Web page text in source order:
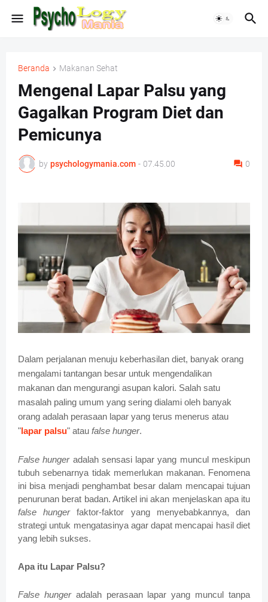
Beranda Makanan Sehat
Mengenal Lapar Palsu yang
Gagalkan Program Diet dan
Pemicunya
by psychologymania.com - 07.45.00 0
Dalam perjalanan menuju keberhasilan diet, banyak orang
mengalami tantangan besar untuk mengendalikan
makanan dan mengurangi asupan kalori. Salah satu
masalah paling umum yang sering dialami oleh banyak
orang adalah perasaan lapar yang terus menerus atau
"lapar palsu" atau false hunger.
False hungeradalah sensasi lapar yang muncul meskipun
tubuh sebenarnya tidak memerlukan makanan. Fenomena
ini bisa menjadi penghambat besar dalam mencapai tujuan
penurunan berat badan. Artikel ini akan menjelaskan apa itu
false hungerfaktor-faktor yang menyebabkannya, dan
strategi untuk mengatasinya agar dapat mencapai hasil diet
yang lebih sukses.
Apa itu Lapar Palsu?
False hungeradalah perasaan lapar yang muncul tanpa